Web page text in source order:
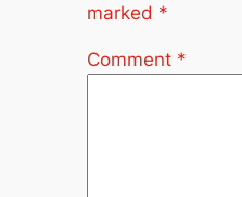
marked *
Comment *